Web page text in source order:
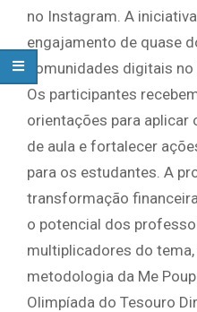
no Instagram. A
engajamento de quase
comunidades digitais
Os participantes
orientações para aplicar
de aula e fortalecer
para os estudantes. A
transformação
o potencial dos
multiplicadores do
metodologia da Me
Olimpíada do Tesouro